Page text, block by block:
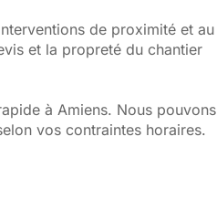
de proximité et au
et la propreté du chantier
à Amiens. Nous pouvons
vos contraintes horaires.